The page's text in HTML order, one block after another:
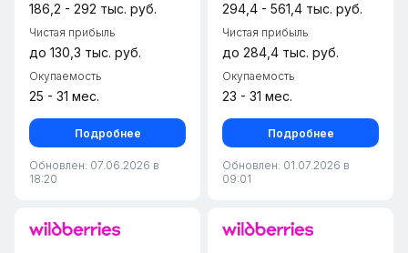
186,2 - 292 тыс. руб.
Чистая прибыль
до 130,3 тыс. руб.
Окупаемость
25 - 31 мес.
Подробнее
Обновлен: 07.06.2026 в
18:20
294,4 - 561,4 тыс. руб.
Чистая прибыль
до 284,4 тыс. руб.
Окупаемость
23 - 31 мес.
Подробнее
Обновлен: 01.07.2026 в
09:01